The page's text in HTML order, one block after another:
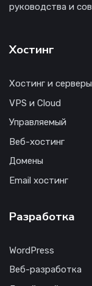
руководства и
Хостинг
Хостинг и серверы
VPS и Cloud
Управляемый
Веб-хостинг
Домены
Email хостинг
Разработка
WordPress
Веб-разработка